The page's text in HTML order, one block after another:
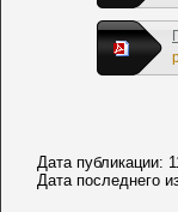
Дата публикации:
Дата последнего